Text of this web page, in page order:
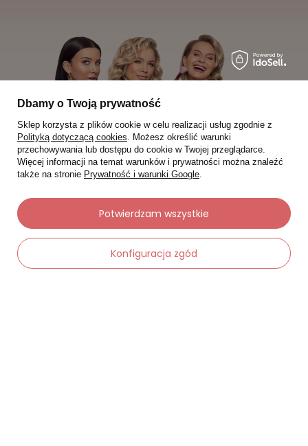
Moje zamówienia
Status zamówienia
Dbamy o Twoją prywatność
Sklep korzysta z plików cookie w celu realizacji usług zgodnie z
Polityką dotyczącą cookies. Możesz określić warunki
przechowywania lub dostępu do cookie w Twojej przeglądarce.
Więcej informacji na temat warunków i prywatności można znaleźć
także na stronie Prywatność i warunki Google.
Konfiguracja zgód
Potwierdzam wszystkie